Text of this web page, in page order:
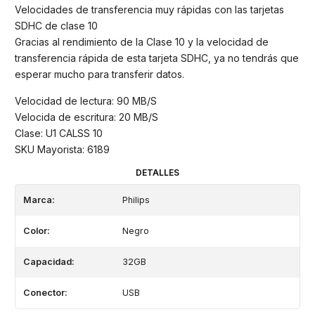
Velocidades de transferencia muy rápidas con las tarjetas
SDHC de clase 10
Gracias al rendimiento de la Clase 10 y la velocidad de
transferencia rápida de esta tarjeta SDHC, ya no tendrás que
esperar mucho para transferir datos.
Velocidad de lectura: 90 MB/S
Velocida de escritura: 20 MB/S
Clase: U1 CALSS 10
SKU Mayorista: 6189
DETALLES
Marca: Philips
Color: Negro
Capacidad: 32GB
Conector: USB